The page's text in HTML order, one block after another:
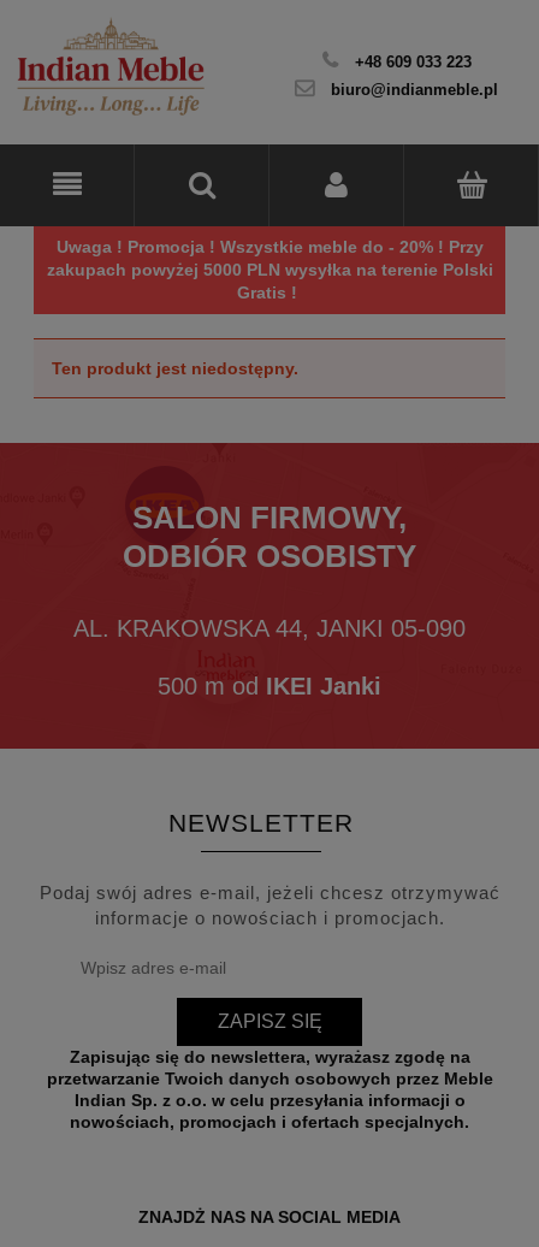
+48 609 033 223
biuro@indianmeble.pl
Uwaga ! Promocja ! Wszystkie meble do - 20% ! Przy
zakupach powyżej 5000 PLN wysyłka na terenie Polski
Gratis !
Ten produkt jest niedostępny.
SALON FIRMOWY,
ODBIÓR OSOBISTY
AL. KRAKOWSKA 44, JANKI 05-090
500 m od IKEI Janki
NEWSLETTER
Podaj swój adres e-mail, jeżeli chcesz otrzymywać
informacje o nowościach i promocjach.
ZAPISZ SIĘ
Zapisując się do newslettera, wyrażasz zgodę na
przetwarzanie Twoich danych osobowych przez Meble
Indian Sp. z o.o. w celu przesyłania informacji o
nowościach, promocjach i ofertach specjalnych.
ZNAJDŻ NAS NA SOCIAL MEDIA